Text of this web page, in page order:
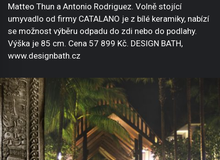
Matteo Thun a Antonio Rodriguez. Volně stojící
umyvadlo od firmy CATALANO je z bílé keramiky, nabízí
se možnost výběru odpadu do zdi nebo do podlahy.
Výška je 85 cm. Cena 57 899 Kč. DESIGN BATH,
www.designbath.cz